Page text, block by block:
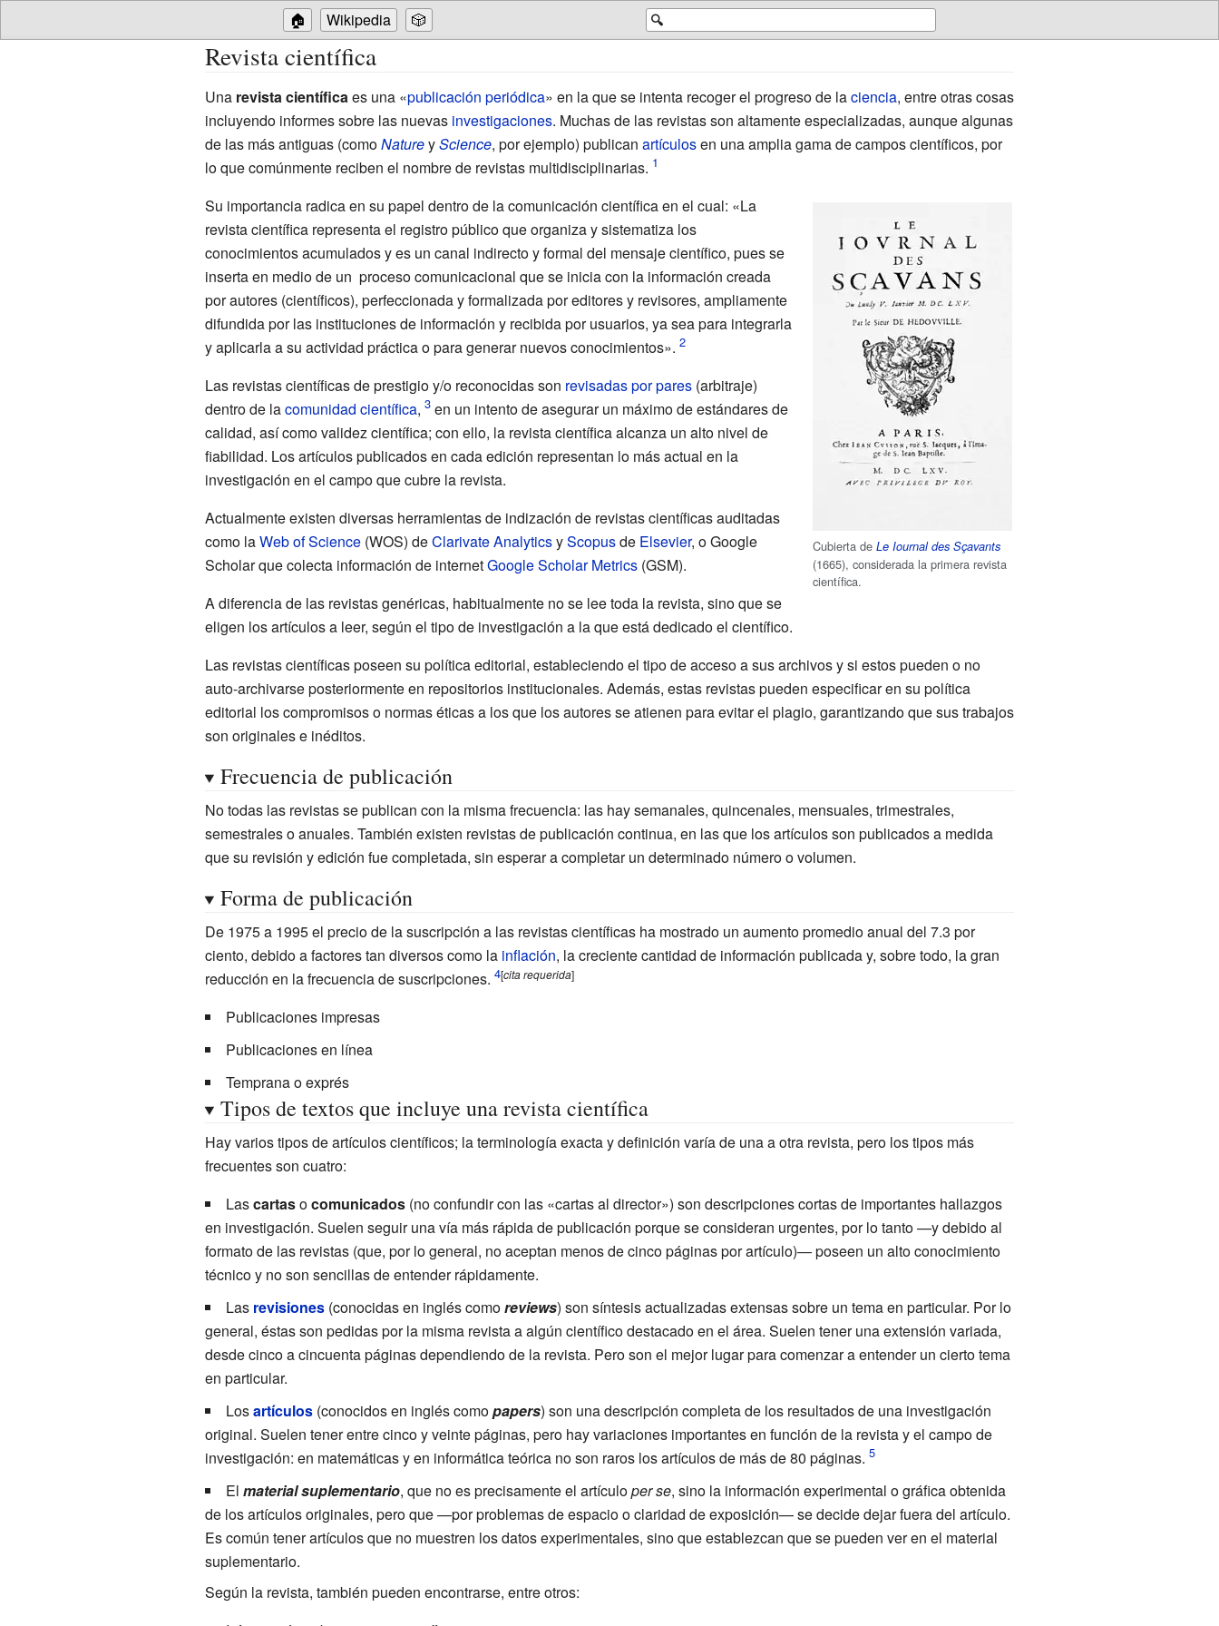
🔍
🏠 Wikipedia 🎲
Revista científica
Una revista científica es una «publicación periódica» en la que se intenta recoger el progreso de laciencia, entre otras cosas
incluyendo informes sobre las nuevas investigaciones. Muchas de las revistas son altamente especializadas, aunque algunas
de las más antiguas (comoNatureyScience, por ejemplo) publican artículosen una amplia gama de campos científicos, por
lo que comúnmente reciben el nombre de revistas multidisciplinarias.
Cubierta deLe Iournal des Sçavants
(1665), considerada la primera revista
científica.
Su importancia radica en su papel dentro de la comunicación científica en el cual: «La
revista científica representa el registro público que organiza y sistematiza los
conocimientos acumulados y es un canal indirecto y formal del mensaje científico, pues se
inserta en medio de un proceso comunicacional que se inicia con la información creada
por autores (científicos), perfeccionada y formalizada por editores y revisores, ampliamente
difundida por las instituciones de información y recibida por usuarios, ya sea para integrarla
y aplicarla a su actividad práctica o para generar nuevos conocimientos».
Las revistas científicas de prestigio y/o reconocidas son revisadas por pares(arbitraje)
dentro de lacomunidad científica, en un intento de asegurar un máximo de estándares de
calidad, así como validez científica; con ello, la revista científica alcanza un alto nivel de
fiabilidad. Los artículos publicados en cada edición representan lo más actual en la
investigación en el campo que cubre la revista.
Actualmente existen diversas herramientas de indización de revistas científicas auditadas
como laWeb of Science(WOS) deClarivate AnalyticsyScopusde Elsevier, o Google
Scholar que colecta información de internetGoogle Scholar Metrics(GSM).
A diferencia de las revistas genéricas, habitualmente no se lee toda la revista, sino que se
eligen los artículos a leer, según el tipo de investigación a la que está dedicado el científico.
Las revistas científicas poseen su política editorial, estableciendo el tipo de acceso a sus archivos y si estos pueden o no
auto-archivarse posteriormente en repositorios institucionales. Además, estas revistas pueden especificar en su política
editorial los compromisos o normas éticas a los que los autores se atienen para evitar el plagio, garantizando que sus trabajos
son originales e inéditos.
Frecuencia de publicación
No todas las revistas se publican con la misma frecuencia: las hay semanales, quincenales, mensuales, trimestrales,
semestrales o anuales. También existen revistas de publicación continua, en las que los artículos son publicados a medida
que su revisión y edición fue completada, sin esperar a completar un determinado número o volumen.
Forma de publicación
De 1975 a 1995 el precio de la suscripción a las revistas científicas ha mostrado un aumento promedio anual del 7.3 por
ciento, debido a factores tan diversos como la inflación, la creciente cantidad de información publicada y, sobre todo, la gran
reducción en la frecuencia de suscripciones.
[citarequerida]
Publicaciones impresas
Publicaciones en línea
Temprana o exprés
Tipos de textos que incluye una revista científica
Hay varios tipos de artículos científicos; la terminología exacta y definición varía de una a otra revista, pero los tipos más
frecuentes son cuatro:
Lascartasocomunicados(no confundir con las «cartas al director») son descripciones cortas de importantes hallazgos
en investigación. Suelen seguir una vía más rápida de publicación porque se consideran urgentes, por lo tanto —y debido al
formato de las revistas (que, por lo general, no aceptan menos de cinco páginas por artículo)— poseen un alto conocimiento
técnico y no son sencillas de entender rápidamente.
Las revisiones(conocidas en inglés comoreviews) son síntesis actualizadas extensas sobre un tema en particular. Por lo
general, éstas son pedidas por la misma revista a algún científico destacado en el área. Suelen tener una extensión variada,
desde cinco a cincuenta páginas dependiendo de la revista. Pero son el mejor lugar para comenzar a entender un cierto tema
en particular.
Losartículos(conocidos en inglés comopapers) son una descripción completa de los resultados de una investigación
original. Suelen tener entre cinco y veinte páginas, pero hay variaciones importantes en función de la revista y el campo de
investigación: en matemáticas y en informática teórica no son raros los artículos de más de 80 páginas.
El material suplementario, que no es precisamente el artículoper se, sino la información experimental o gráfica obtenida
de los artículos originales, pero que —por problemas de espacio o claridad de exposición— se decide dejar fuera del artículo.
Es común tener artículos que no muestren los datos experimentales, sino que establezcan que se pueden ver en el material
suplementario.
Según la revista, también pueden encontrarse, entre otros: